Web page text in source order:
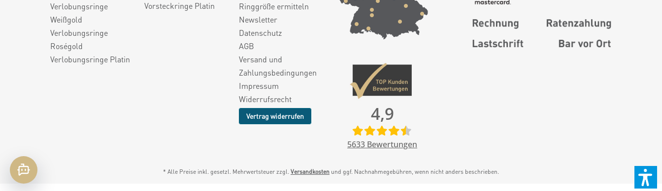
Verlobungsringe
Weißgold
Verlobungsringe
Roségold
Verlobungsringe Platin
Vorsteckringe Platin
Ringgröße ermitteln
Newsletter
Datenschutz
AGB
Versand und
Zahlungsbedingungen
Impressum
Widerrufsrecht
Vertrag widerrufen 4,9
5633 Bewertungen
* Alle Preise inkl. gesetzl. Mehrwertsteuer zzgl. Versandkosten und ggf. Nachnahmegebühren, wenn nicht anders beschrieben.